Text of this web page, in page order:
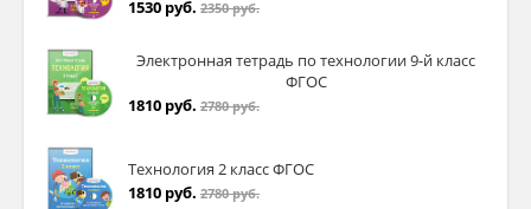
Чтобы понять все тонкости ведения
домашнего хозяйства, нужно знать кое-
какие хитрости. На карточках дано задание.
Через 30с секунд девочки должны
объяснить, что нужно сделать в той или
иной ситуации. За каждый правильный
ответ команде присуждается очко.
1530 руб. 2350 руб.
Электронная тетрадь по технологии 9-й класс
ФГОС
1810 руб. 2780 руб.
Технология 2 класс ФГОС
1810 руб. 2780 руб.